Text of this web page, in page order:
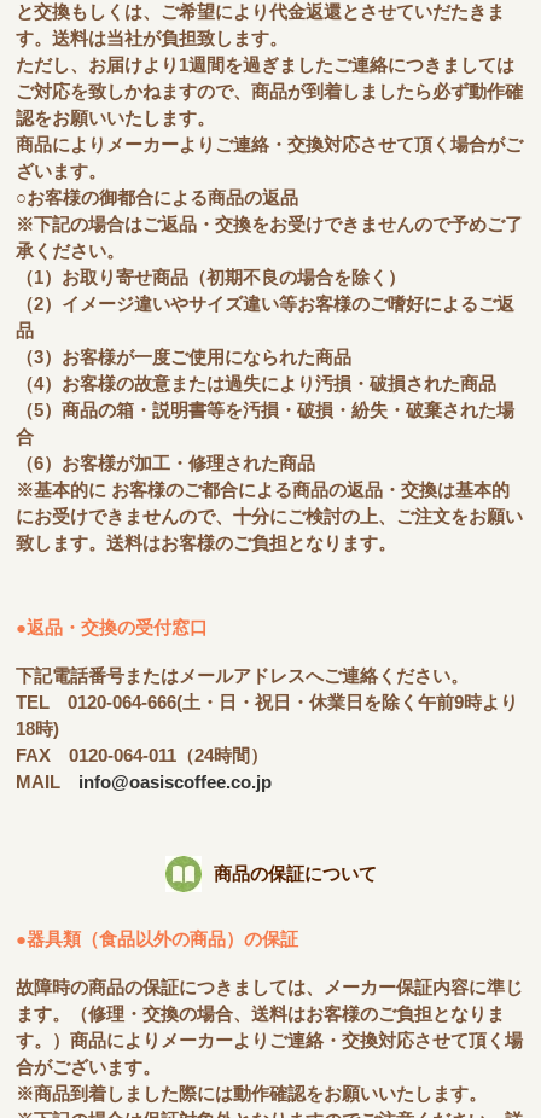
と交換もしくは、ご希望により代金返還とさせていだたきま
す。送料は当社が負担致します。
ただし、お届けより1週間を過ぎましたご連絡につきましては
ご対応を致しかねますので、商品が到着しましたら必ず動作確
認をお願いいたします。
商品によりメーカーよりご連絡・交換対応させて頂く場合がご
ざいます。
○お客様の御都合による商品の返品
※下記の場合はご返品・交換をお受けできませんので予めご了
承ください。
（1）お取り寄せ商品（初期不良の場合を除く）
（2）イメージ違いやサイズ違い等お客様のご嗜好によるご返
品
（3）お客様が一度ご使用になられた商品
（4）お客様の故意または過失により汚損・破損された商品
（5）商品の箱・説明書等を汚損・破損・紛失・破棄された場
合
（6）お客様が加工・修理された商品
※基本的に お客様のご都合による商品の返品・交換は基本的
にお受けできませんので、十分にご検討の上、ご注文をお願い
致します。送料はお客様のご負担となります。
●返品・交換の受付窓口
下記電話番号またはメールアドレスへご連絡ください。
TEL 0120-064-666(土・日・祝日・休業日を除く午前9時より
18時)
FAX 0120-064-011（24時間）
MAIL info@oasiscoffee.co.jp
商品の保証について
●器具類（食品以外の商品）の保証
故障時の商品の保証につきましては、メーカー保証内容に準じ
ます。（修理・交換の場合、送料はお客様のご負担となりま
す。）商品によりメーカーよりご連絡・交換対応させて頂く場
合がございます。
※商品到着しました際には動作確認をお願いいたします。